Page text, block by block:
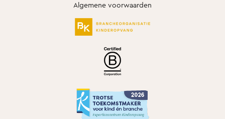
Algemene voorwaarden